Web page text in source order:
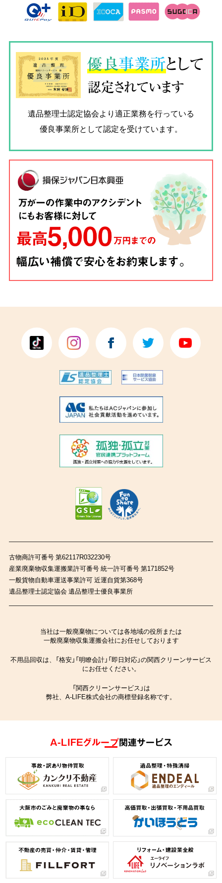
優良事業所として
認定されています
遺品整理士認定協会より適正業務を行っている
優良事業所として認定を受けています。
古物商許可番号 第62117R032230号
産業廃棄物収集運搬業許可番号 統一許可番号 第171852号
一般貨物自動車運送事業許可 近運自貨第368号
遺品整理士認定協会 遺品整理士優良事業所
当社は一般廃棄物については各地域の役所または
一般廃棄物収集運搬会社にお任せしております
不用品回収は、「格安」「明瞭会計」「即日対応」の関西クリーンサービス
にお任せください。
「関西クリーンサービス」は
弊社、A-LIFE株式会社の商標登録名称です。
A-LIFEグループ関連サービス